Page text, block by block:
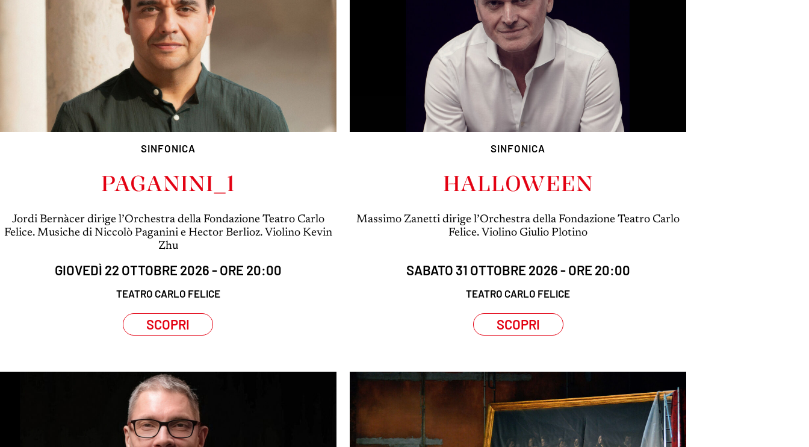
SINFONICA
PAGANINI_1
Jordi Bernàcer dirige l’Orchestra della Fondazione Teatro Carlo
Felice. Musiche di Niccolò Paganini e Hector Berlioz. Violino Kevin
Zhu
GIOVEDÌ 22 OTTOBRE 2026 - ORE 20:00
TEATRO CARLO FELICE
SCOPRI
SINFONICA
HALLOWEEN
Massimo Zanetti dirige l’Orchestra della Fondazione Teatro Carlo
Felice. Violino Giulio Plotino
SABATO 31 OTTOBRE 2026 - ORE 20:00
TEATRO CARLO FELICE
SCOPRI